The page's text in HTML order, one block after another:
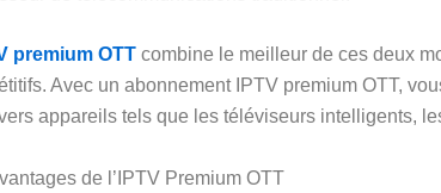
premium OTT combine le meilleur de ces deux
Avec un abonnement IPTV premium OTT,
appareils tels que les téléviseurs intelligents,
de l’IPTV Premium OTT